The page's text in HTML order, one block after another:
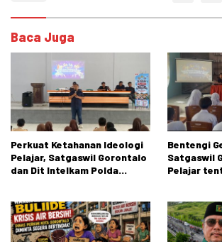
Baca Juga
Perkuat Ketahanan Ideologi
Pelajar, Satgaswil Gorontalo
dan Dit Intelkam Polda
Negeri 1 Kabila
Bentengi
Satgaswil
Pelajar